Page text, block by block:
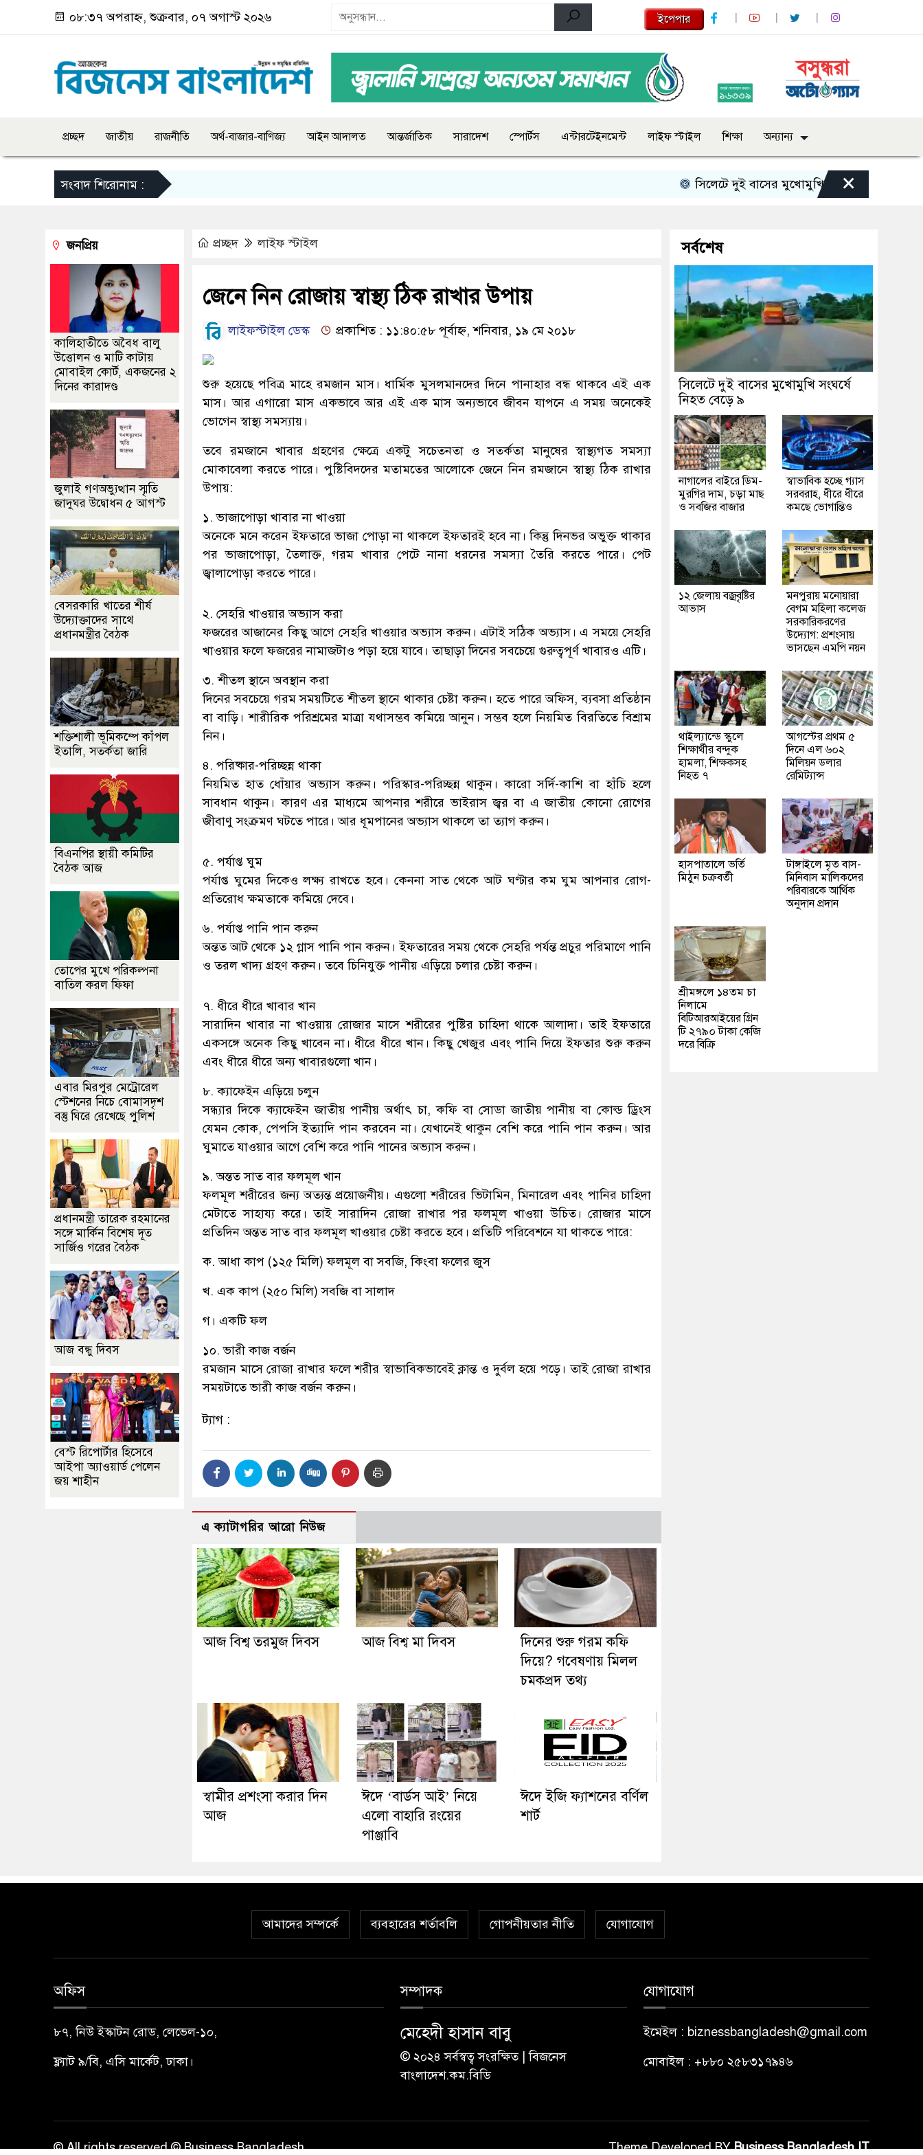
০৮:৩৭ অপরাহ্ন, শুক্রবার, ০৭ অগাস্ট ২০২৬ ইপেপার
প্রচ্ছদ জাতীয় রাজনীতি অর্থ-বাজার-বাণিজ্য আইন আদালত আন্তর্জাতিক সারাদেশ স্পোর্টস এন্টারটেইনমেন্ট লাইফ স্টাইল শিক্ষা অন্যান্য
সংবাদ শিরোনাম : সিলেটে দুই বাসের মুখোমুখি সংঘর্ষে নিহত বেড়ে ৯
×
প্রচ্ছদ লাইফ স্টাইল
জেনে নিন রোজায় স্বাস্থ্য ঠিক রাখার উপায়
লাইফস্টাইল ডেস্ক প্রকাশিত : ১১:৪০:৫৮ পূর্বাহ্ন, শনিবার, ১৯ মে ২০১৮
শুরু হয়েছে পবিত্র মাহে রমজান মাস। ধার্মিক মুসলমানদের দিনে পানাহার বন্ধ থাকবে এই এক
মাস। আর এগারো মাস একভাবে আর এই এক মাস অন্যভাবে জীবন যাপনে এ সময় অনেকেই
ভোগেন স্বাস্থ্য সমস্যায়।
তবে রমজানে খাবার গ্রহণের ক্ষেত্রে একটু সচেতনতা ও সতর্কতা মানুষের স্বাস্থ্যগত সমস্যা
মোকাবেলা করতে পারে। পুষ্টিবিদদের মতামতের আলোকে জেনে নিন রমজানে স্বাস্থ্য ঠিক রাখার
উপায়:
১. ভাজাপোড়া খাবার না খাওয়া
অনেকে মনে করেন ইফতারে ভাজা পোড়া না থাকলে ইফতারই হবে না। কিন্তু দিনভর অভুক্ত থাকার
পর ভাজাপোড়া, তৈলাক্ত, গরম খাবার পেটে নানা ধরনের সমস্যা তৈরি করতে পারে। পেট
জ্বালাপোড়া করতে পারে।
২. সেহরি খাওয়ার অভ্যাস করা
ফজরের আজানের কিছু আগে সেহরি খাওয়ার অভ্যাস করুন। এটাই সঠিক অভ্যাস। এ সময়ে সেহরি
খাওয়ার ফলে ফজরের নামাজটাও পড়া হয়ে যাবে। তাছাড়া দিনের সবচেয়ে গুরুত্বপূর্ণ খাবারও এটি।
৩. শীতল স্থানে অবস্থান করা
দিনের সবচেয়ে গরম সময়টিতে শীতল স্থানে থাকার চেষ্টা করুন। হতে পারে অফিস, ব্যবসা প্রতিষ্ঠান
বা বাড়ি। শারীরিক পরিশ্রমের মাত্রা যথাসম্ভব কমিয়ে আনুন। সম্ভব হলে নিয়মিত বিরতিতে বিশ্রাম
নিন।
৪. পরিষ্কার-পরিচ্ছন্ন থাকা
নিয়মিত হাত ধোঁয়ার অভ্যাস করুন। পরিস্কার-পরিচ্ছন্ন থাকুন। কারো সর্দি-কাশি বা হাঁচি হলে
সাবধান থাকুন। কারণ এর মাধ্যমে আপনার শরীরে ভাইরাস জ্বর বা এ জাতীয় কোনো রোগের
জীবাণু সংক্রমণ ঘটতে পারে। আর ধূমপানের অভ্যাস থাকলে তা ত্যাগ করুন।
৫. পর্যাপ্ত ঘুম
পর্যাপ্ত ঘুমের দিকেও লক্ষ্য রাখতে হবে। কেননা সাত থেকে আট ঘণ্টার কম ঘুম আপনার রোগ-
প্রতিরোধ ক্ষমতাকে কমিয়ে দেবে।
৬. পর্যাপ্ত পানি পান করুন
অন্তত আট থেকে ১২ গ্লাস পানি পান করুন। ইফতারের সময় থেকে সেহরি পর্যন্ত প্রচুর পরিমাণে পানি
ও তরল খাদ্য গ্রহণ করুন। তবে চিনিযুক্ত পানীয় এড়িয়ে চলার চেষ্টা করুন।
৭. ধীরে ধীরে খাবার খান
সারাদিন খাবার না খাওয়ায় রোজার মাসে শরীরের পুষ্টির চাহিদা থাকে আলাদা। তাই ইফতারে
একসঙ্গে অনেক কিছু খাবেন না। ধীরে ধীরে খান। কিছু খেজুর এবং পানি দিয়ে ইফতার শুরু করুন
এবং ধীরে ধীরে অন্য খাবারগুলো খান।
৮. ক্যাফেইন এড়িয়ে চলুন
সন্ধ্যার দিকে ক্যাফেইন জাতীয় পানীয় অর্থাৎ চা, কফি বা সোডা জাতীয় পানীয় বা কোল্ড ড্রিংস
যেমন কোক, পেপসি ইত্যাদি পান করবেন না। যেখানেই থাকুন বেশি করে পানি পান করুন। আর
ঘুমাতে যাওয়ার আগে বেশি করে পানি পানের অভ্যাস করুন।
৯. অন্তত সাত বার ফলমূল খান
ফলমূল শরীরের জন্য অত্যন্ত প্রয়োজনীয়। এগুলো শরীরের ভিটামিন, মিনারেল এবং পানির চাহিদা
মেটাতে সাহায্য করে। তাই সারাদিন রোজা রাখার পর ফলমূল খাওয়া উচিত। রোজার মাসে
প্রতিদিন অন্তত সাত বার ফলমূল খাওয়ার চেষ্টা করতে হবে। প্রতিটি পরিবেশনে যা থাকতে পারে:
ক. আধা কাপ (১২৫ মিলি) ফলমূল বা সবজি, কিংবা ফলের জুস
খ. এক কাপ (২৫০ মিলি) সবজি বা সালাদ
গ। একটি ফল
১০. ভারী কাজ বর্জন
রমজান মাসে রোজা রাখার ফলে শরীর স্বাভাবিকভাবেই ক্লান্ত ও দুর্বল হয়ে পড়ে। তাই রোজা রাখার
সময়টাতে ভারী কাজ বর্জন করুন।
ট্যাগ :
এ ক্যাটাগরির আরো নিউজ
আজ বিশ্ব তরমুজ দিবস আজ বিশ্ব মা দিবস
দিনের শুরু গরম কফি
দিয়ে? গবেষণায় মিলল
চমকপ্রদ তথ্য
স্বামীর প্রশংসা করার দিন
আজ
ঈদে ‘বার্ডস আই’ নিয়ে
এলো বাহারি রংয়ের
পাঞ্জাবি
ঈদে ইজি ফ্যাশনের বর্ণিল
শার্ট
জনপ্রিয়
কালিহাতীতে অবৈধ বালু
উত্তোলন ও মাটি কাটায়
মোবাইল কোর্ট, একজনের ২
দিনের কারাদণ্ড
জুলাই গণঅভ্যুত্থান স্মৃতি
জাদুঘর উদ্বোধন ৫ আগস্ট
বেসরকারি খাতের শীর্ষ
উদ্যোক্তাদের সাথে
প্রধানমন্ত্রীর বৈঠক
শক্তিশালী ভূমিকম্পে কাঁপল
ইতালি, সতর্কতা জারি
বিএনপির স্থায়ী কমিটির
বৈঠক আজ
তোপের মুখে পরিকল্পনা
বাতিল করল ফিফা
এবার মিরপুর মেট্রোরেল
স্টেশনের নিচে বোমাসদৃশ
বস্তু ঘিরে রেখেছে পুলিশ
প্রধানমন্ত্রী তারেক রহমানের
সঙ্গে মার্কিন বিশেষ দূত
সার্জিও গরের বৈঠক
আজ বন্ধু দিবস
বেস্ট রিপোর্টার হিসেবে
আইপা অ্যাওয়ার্ড পেলেন
জয় শাহীন
সর্বশেষ
সিলেটে দুই বাসের মুখোমুখি সংঘর্ষে
নিহত বেড়ে ৯
নাগালের বাইরে ডিম-
মুরগির দাম, চড়া মাছ
ও সবজির বাজার
স্বাভাবিক হচ্ছে গ্যাস
সরবরাহ, ধীরে ধীরে
কমছে ভোগান্তিও
১২ জেলায় বজ্রবৃষ্টির
আভাস
মনপুরায় মনোয়ারা
বেগম মহিলা কলেজ
সরকারিকরণের
উদ্যোগ: প্রশংসায়
ভাসছেন এমপি নয়ন
থাইল্যান্ডে স্কুলে
শিক্ষার্থীর বন্দুক
হামলা, শিক্ষকসহ
নিহত ৭
আগস্টের প্রথম ৫
দিনে এল ৬০২
মিলিয়ন ডলার
রেমিট্যান্স
হাসপাতালে ভর্তি
মিঠুন চক্রবর্তী
টাঙ্গাইলে মৃত বাস-
মিনিবাস মালিকদের
পরিবারকে আর্থিক
অনুদান প্রদান
শ্রীমঙ্গলে ১৪তম চা
নিলামে
বিটিআরআইয়ের গ্রিন
টি ২৭৯০ টাকা কেজি
দরে বিক্রি
আমাদের সম্পর্কে ব্যবহারের শর্তাবলি গোপনীয়তার নীতি যোগাযোগ
অফিস
৮৭, নিউ ইস্কাটন রোড, লেভেল-১০,
ফ্ল্যাট ৯/বি, এসি মার্কেট, ঢাকা।
সম্পাদক
মেহেদী হাসান বাবু
© ২০২৪ সর্বস্বত্ব সংরক্ষিত | বিজনেস
বাংলাদেশ.কম.বিডি
যোগাযোগ
ইমেইল : biznessbangladesh@gmail.com
মোবাইল : +৮৮০ ২৫৮৩১৭৯৪৬
© All rights reserved © Business Bangladesh Theme Developed BYBusiness Bangladesh IT